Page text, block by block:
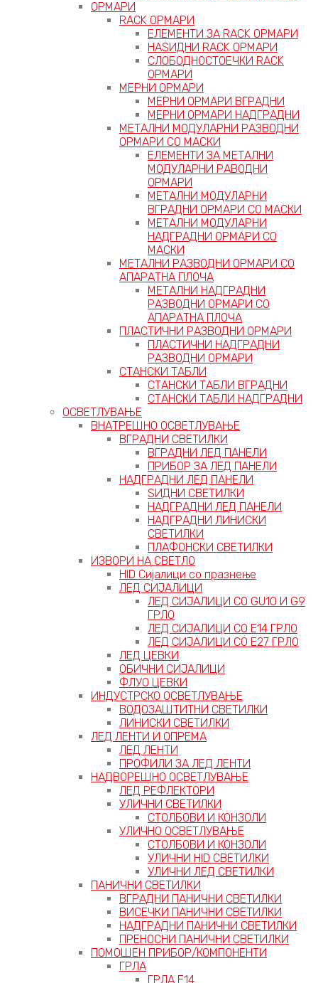
ОРМАРИ
RACK ОРМАРИ
ЕЛЕМЕНТИ ЗА RACK ОРМАРИ
НАЅИДНИ RACK ОРМАРИ
СЛОБОДНОСТОЕЧКИ RACK
ОРМАРИ
МЕРНИ ОРМАРИ
МЕРНИ ОРМАРИ ВГРАДНИ
МЕРНИ ОРМАРИ НАДГРАДНИ
МЕТАЛНИ МОДУЛАРНИ РАЗВОДНИ
ОРМАРИ СО МАСКИ
ЕЛЕМЕНТИ ЗА МЕТАЛНИ
МОДУЛАРНИ РАВОДНИ
ОРМАРИ
МЕТАЛНИ МОДУЛАРНИ
ВГРАДНИ ОРМАРИ СО МАСКИ
МЕТАЛНИ МОДУЛАРНИ
НАДГРАДНИ ОРМАРИ СО
МАСКИ
МЕТАЛНИ РАЗВОДНИ ОРМАРИ СО
АПАРАТНА ПЛОЧА
МЕТАЛНИ НАДГРАДНИ
РАЗВОДНИ ОРМАРИ СО
АПАРАТНА ПЛОЧА
ПЛАСТИЧНИ РАЗВОДНИ ОРМАРИ
ПЛАСТИЧНИ НАДГРАДНИ
РАЗВОДНИ ОРМАРИ
СТАНСКИ ТАБЛИ
СТАНСКИ ТАБЛИ ВГРАДНИ
СТАНСКИ ТАБЛИ НАДГРАДНИ
ОСВЕТЛУВАЊЕ
ВНАТРЕШНО ОСВЕТЛУВАЊЕ
ВГРАДНИ СВЕТИЛКИ
ВГРАДНИ ЛЕД ПАНЕЛИ
ПРИБОР ЗА ЛЕД ПАНЕЛИ
НАДГРАДНИ ЛЕД ПАНЕЛИ
ЅИДНИ СВЕТИЛКИ
НАДГРАДНИ ЛЕД ПАНЕЛИ
НАДГРАДНИ ЛИНИСКИ
СВЕТИЛКИ
ПЛАФОНСКИ СВЕТИЛКИ
ИЗВОРИ НА СВЕТЛО
HID Сијалици со празнење
ЛЕД СИЈАЛИЦИ
ЛЕД СИЈАЛИЦИ СО GU10 И G9
ГРЛО
ЛЕД СИЈАЛИЦИ СО Е14 ГРЛО
ЛЕД СИЈАЛИЦИ СО Е27 ГРЛО
ЛЕД ЦЕВКИ
ОБИЧНИ СИЈАЛИЦИ
ФЛУО ЦЕВКИ
ИНДУСТРСКО ОСВЕТЛУВАЊЕ
ВОДОЗАШТИТНИ СВЕТИЛКИ
ЛИНИСКИ СВЕТИЛКИ
ЛЕД ЛЕНТИ И ОПРЕМА
ЛЕД ЛЕНТИ
ПРОФИЛИ ЗА ЛЕД ЛЕНТИ
НАДВОРЕШНО ОСВЕТЛУВАЊЕ
ЛЕД РЕФЛЕКТОРИ
УЛИЧНИ СВЕТИЛКИ
СТОЛБОВИ И КОНЗОЛИ
УЛИЧНО ОСВЕТЛУВАЊЕ
СТОЛБОВИ И КОНЗОЛИ
УЛИЧНИ HID СВЕТИЛКИ
УЛИЧНИ ЛЕД СВЕТИЛКИ
ПАНИЧНИ СВЕТИЛКИ
ВГРАДНИ ПАНИЧНИ СВЕТИЛКИ
ВИСЕЧКИ ПАНИЧНИ СВЕТИЛКИ
НАДГРАДНИ ПАНИЧНИ СВЕТИЛКИ
ПРЕНОСНИ ПАНИЧНИ СВЕТИЛКИ
ПОМОШЕН ПРИБОР/КОМПОНЕНТИ
ГРЛА
ГРЛА Е14